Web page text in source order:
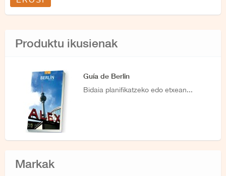
Produktu ikusienak
Guía de Berlin
Bidaia planifikatzeko edo etxean...
Markak